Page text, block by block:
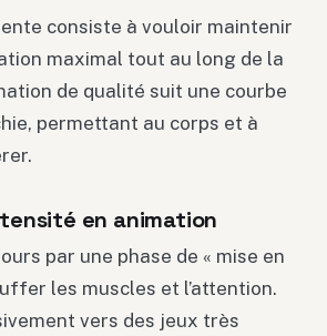
consiste à vouloir maintenir
maximal tout au long de la
de qualité suit une courbe
permettant au corps et à
en animation
par une phase de « mise en
les muscles et l’attention.
vers des jeux très